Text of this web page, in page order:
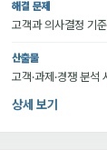
해결 문제
고객과 의사결정 기
산출물
고객·과제·경쟁 분석
상세 보기